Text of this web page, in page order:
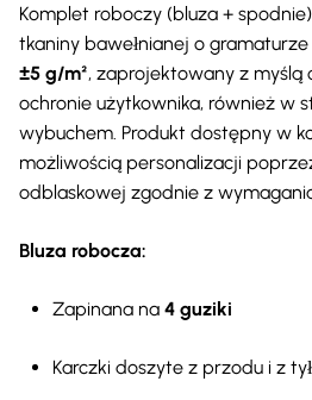
Komplet roboczy (bluza +
tkaniny bawełnianej o
±5 g/m², zaprojektowany z
ochronie użytkownika, również w
wybuchem. Produkt dostępny w
możliwością personalizacji
odblaskowej zgodnie z
Bluza robocza:
Zapinana na 4 guziki
Karczki doszyte z przodu i z